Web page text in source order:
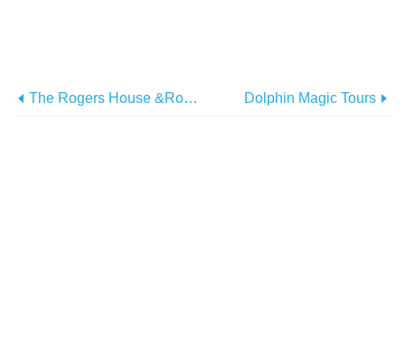
The Rogers House &Rose Cottage Dolphin Magic Tours